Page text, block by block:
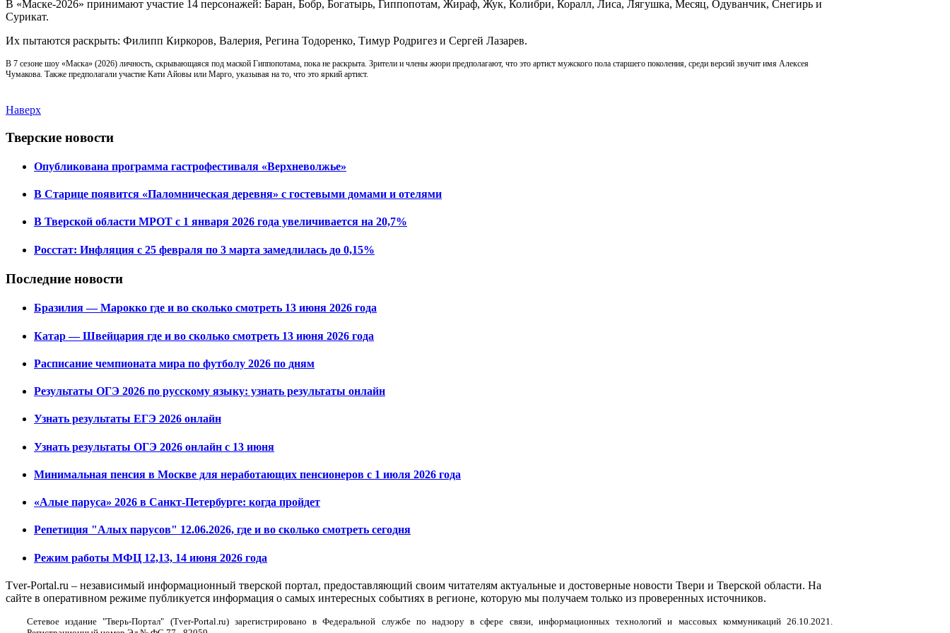
В «Маске-2026» принимают участие 14 персонажей: Баран, Бобр, Богатырь, Гиппопотам, Жираф, Жук, Колибри, Коралл, Лиса, Лягушка, Месяц, Одуванчик, Снегирь и
Сурикат.
Их пытаются раскрыть: Филипп Киркоров, Валерия, Регина Тодоренко, Тимур Родригез и Сергей Лазарев.
В 7 сезоне шоу «Маска» (2026) личность, скрывающаяся под маской Гиппопотама, пока не раскрыта. Зрители и члены жюри предполагают, что это артист мужского пола старшего поколения, среди версий звучит имя Алексея
Чумакова. Также предполагали участие Кати Айовы или Марго, указывая на то, что это яркий артист.
Наверх
Тверские новости
Опубликована программа гастрофестиваля «Верхневолжье»
В Старице появится «Паломническая деревня» с гостевыми домами и отелями
В Тверской области МРОТ с 1 января 2026 года увеличивается на 20,7%
Росстат: Инфляция с 25 февраля по 3 марта замедлилась до 0,15%
Последние новости
Бразилия — Марокко где и во сколько смотреть 13 июня 2026 года
Катар — Швейцария где и во сколько смотреть 13 июня 2026 года
Расписание чемпионата мира по футболу 2026 по дням
Результаты ОГЭ 2026 по русскому языку: узнать результаты онлайн
Узнать результаты ЕГЭ 2026 онлайн
Узнать результаты ОГЭ 2026 онлайн с 13 июня
Минимальная пенсия в Москве для неработающих пенсионеров с 1 июля 2026 года
«Алые паруса» 2026 в Санкт-Петербурге: когда пройдет
Репетиция "Алых парусов" 12.06.2026, где и во сколько смотреть сегодня
Режим работы МФЦ 12,13, 14 июня 2026 года
Tver-Portal.ru – независимый информационный тверской портал, предоставляющий своим читателям актуальные и достоверные новости Твери и Тверской области. На
сайте в оперативном режиме публикуется информация о самых интересных событиях в регионе, которую мы получаем только из проверенных источников.
Сетевое издание "Тверь-Портал" (Tver-Portal.ru) зарегистрировано в Федеральной службе по надзору в сфере связи, информационных технологий и массовых коммуникаций 26.10.2021.